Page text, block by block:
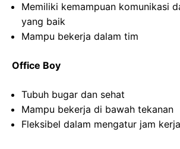
Memiliki kemampuan komunikasi
yang baik
Mampu bekerja dalam tim
Office Boy
Tubuh bugar dan sehat
Mampu bekerja di bawah tekanan
Fleksibel dalam mengatur jam kerja